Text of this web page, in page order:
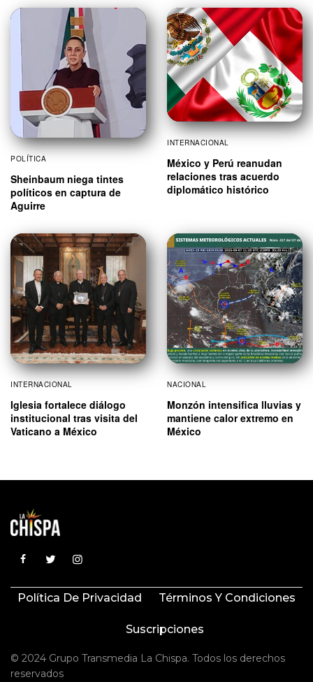
POLÍTICA
Sheinbaum niega tintes
políticos en captura de
Aguirre
INTERNACIONAL
México y Perú reanudan
relaciones tras acuerdo
diplomático histórico
INTERNACIONAL
Iglesia fortalece diálogo
institucional tras visita del
Vaticano a México
NACIONAL
Monzón intensifica lluvias y
mantiene calor extremo en
México
Política De Privacidad Términos Y Condiciones
Suscripciones
© 2024 Grupo Transmedia La Chispa. Todos los derechos
reservados